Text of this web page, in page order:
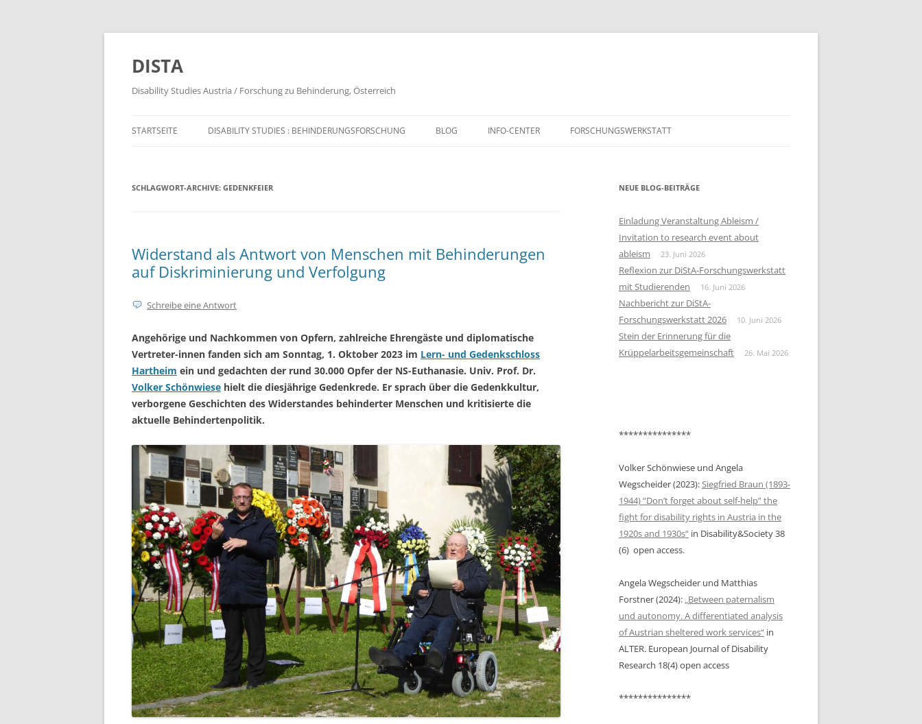
DISTA
Disability Studies Austria / Forschung zu Behinderung, Österreich
STARTSEITE DISABILITY STUDIES : BEHINDERUNGSFORSCHUNG BLOG INFO-CENTER FORSCHUNGSWERKSTATT
FORSCHUNGSWERKSTATT 2025
FORSCHUNGSWERKSTATT 2024
PROGRAMM
HAUER, NIKOLAUS:
MENSCHEN MIT
LERNSCHWIERIGKEITEN IM
ARBEITSMARKTS IN ÖSTERREICH
HEINRICH, ELISA: „GESCHLECHT:
WORLD WILL FINALLY SEE US AS
WE ARE”—DIS/ABILITY AND LIFE
WRITING: TAKING CONTROL OF
THE NARRATIVE IN ALICE WONG’S
YEAR OF THE TIGER (2022)
JUGENDHILFEEINRICHTUNGEN.
PERSPEKTIVEN VON
KINDERN UND JUGENDLICHEN
FORSCHUNGSWERKSTATT 2023 PROGRAMM
BERICHT
BEITRAG NIKOLAUS HAUER &
SCHLAGWORT-ARCHIVE: GEDENKFEIER
Widerstand als Antwort von Menschen mit Behinderungen
auf Diskriminierung und Verfolgung
Schreibe eine Antwort
Angehörige und Nachkommen von Opfern, zahlreiche Ehrengäste und diplomatische
Vertreter-innen fanden sich am Sonntag, 1. Oktober 2023 im Lern- und Gedenkschloss
Hartheim ein und gedachten der rund 30.000 Opfer der NS-Euthanasie. Univ. Prof. Dr.
Volker Schönwiese hielt die diesjährige Gedenkrede. Er sprach über die Gedenkkultur,
verborgene Geschichten des Widerstandes behinderter Menschen und kritisierte die
aktuelle Behindertenpolitik.
NEUE BLOG-BEITRÄGE
Einladung Veranstaltung Ableism /
Invitation to research event about
ableism
23. Juni 2026
Reflexion zur DiStA-Forschungswerkstatt
mit Studierenden
16. Juni 2026
Nachbericht zur DiStA-
Forschungswerkstatt 2026
10. Juni 2026
Stein der Erinnerung für die
Krüppelarbeitsgemeinschaft
26. Mai 2026
***************
Volker Schönwiese und Angela
Wegscheider (2023):Siegfried Braun (1893-
1944) “Don’t forget about self-help” the
fight for disability rights in Austria in the
1920s and 1930s“ in Disability&Society 38
(6) open access.
Angela Wegscheider und Matthias
Forstner (2024): „Between paternalism
und autonomy. A differentiated analysis
of Austrian sheltered work services“ in
ALTER. European Journal of Disability
Research 18(4) open access
***************